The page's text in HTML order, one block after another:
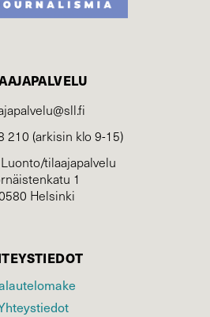
210 (arkisin klo 9-15)
tilaajapalvelu
1
Helsinki